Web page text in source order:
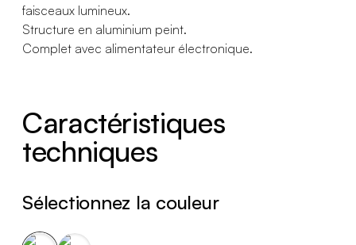
faisceaux lumineux.
Structure en aluminium peint.
Complet avec alimentateur électronique.
Caractéristiques
techniques
Sélectionnez la couleur